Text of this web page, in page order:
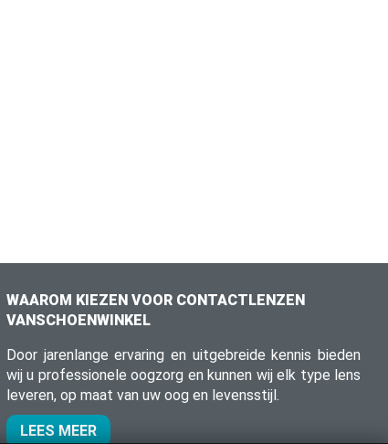
WAAROM KIEZEN VOOR CONTACTLENZEN
VANSCHOENWINKEL
Door jarenlange ervaring en uitgebreide kennis bieden
wij u professionele oogzorg en kunnen wij elk type lens
leveren, op maat van uw oog en levensstijl.
LEES MEER